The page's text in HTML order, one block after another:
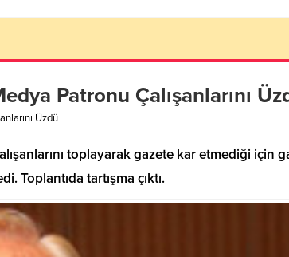
Patronu Çalışanlarını
Üzdü
toplayarak gazete kar etmediği için
Toplantıda tartışma çıktı.